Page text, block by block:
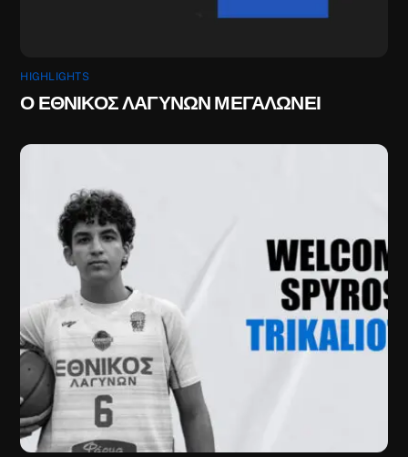
HIGHLIGHTS
Ο ΕΘΝΙΚΟΣ ΛΑΓΥΝΩΝ ΜΕΓΑΛΩΝΕΙ